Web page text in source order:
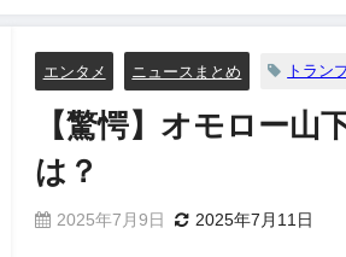
エンタメ ニュースまとめ トラン
【驚愕】オモロー山
は？
2025年7月9日 2025年7月11日